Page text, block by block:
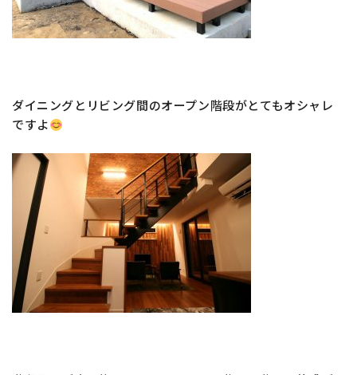
ダイニングとリビング間のオープン階段がとてもオシャレ
ですよ